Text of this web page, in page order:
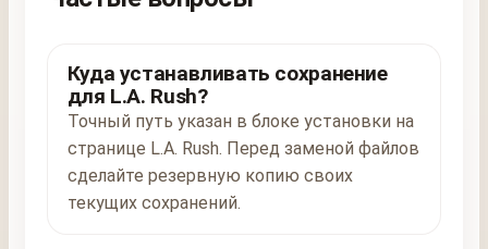
Куда устанавливать сохранение
для L.A. Rush?
Точный путь указан в блоке установки на
странице L.A. Rush. Перед заменой файлов
сделайте резервную копию своих
текущих сохранений.